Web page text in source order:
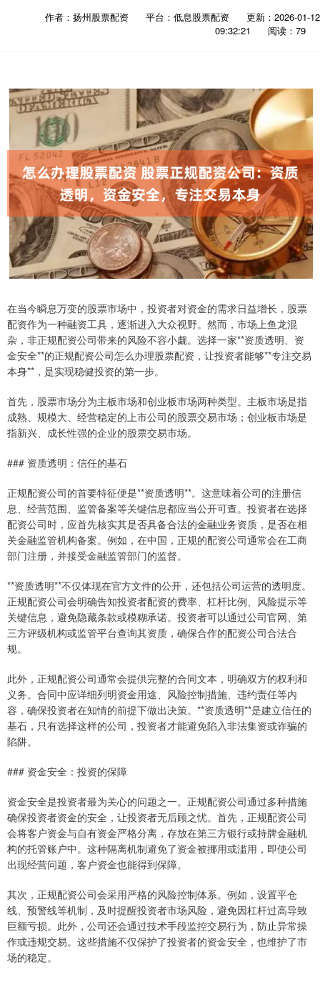
作者：扬州股票配资 平台：低息股票配资
更新：2026-01-12
09:32:21
阅读：79
在当今瞬息万变的股票市场中，投资者对资金的需求日益增长，股票
配资作为一种融资工具，逐渐进入大众视野。然而，市场上鱼龙混
杂，非正规配资公司带来的风险不容小觑。选择一家**资质透明、资
金安全**的正规配资公司怎么办理股票配资，让投资者能够**专注交易
本身**，是实现稳健投资的第一步。
首先，股票市场分为主板市场和创业板市场两种类型。主板市场是指
成熟、规模大、经营稳定的上市公司的股票交易市场；创业板市场是
指新兴、成长性强的企业的股票交易市场。
### 资质透明：信任的基石
正规配资公司的首要特征便是**资质透明**。这意味着公司的注册信
息、经营范围、监管备案等关键信息都应当公开可查。投资者在选择
配资公司时，应首先核实其是否具备合法的金融业务资质，是否在相
关金融监管机构备案。例如，在中国，正规的配资公司通常会在工商
部门注册，并接受金融监管部门的监督。
**资质透明**不仅体现在官方文件的公开，还包括公司运营的透明度。
正规配资公司会明确告知投资者配资的费率、杠杆比例、风险提示等
关键信息，避免隐藏条款或模糊承诺。投资者可以通过公司官网、第
三方评级机构或监管平台查询其资质，确保合作的配资公司合法合
规。
此外，正规配资公司通常会提供完整的合同文本，明确双方的权利和
义务。合同中应详细列明资金用途、风险控制措施、违约责任等内
容，确保投资者在知情的前提下做出决策。**资质透明**是建立信任的
基石，只有选择这样的公司，投资者才能避免陷入非法集资或诈骗的
陷阱。
### 资金安全：投资的保障
资金安全是投资者最为关心的问题之一。正规配资公司通过多种措施
确保投资者资金的安全，让投资者无后顾之忧。首先，正规配资公司
会将客户资金与自有资金严格分离，存放在第三方银行或持牌金融机
构的托管账户中。这种隔离机制避免了资金被挪用或滥用，即使公司
出现经营问题，客户资金也能得到保障。
其次，正规配资公司会采用严格的风险控制体系。例如，设置平仓
线、预警线等机制，及时提醒投资者市场风险，避免因杠杆过高导致
巨额亏损。此外，公司还会通过技术手段监控交易行为，防止异常操
作或违规交易。这些措施不仅保护了投资者的资金安全，也维护了市
场的稳定。